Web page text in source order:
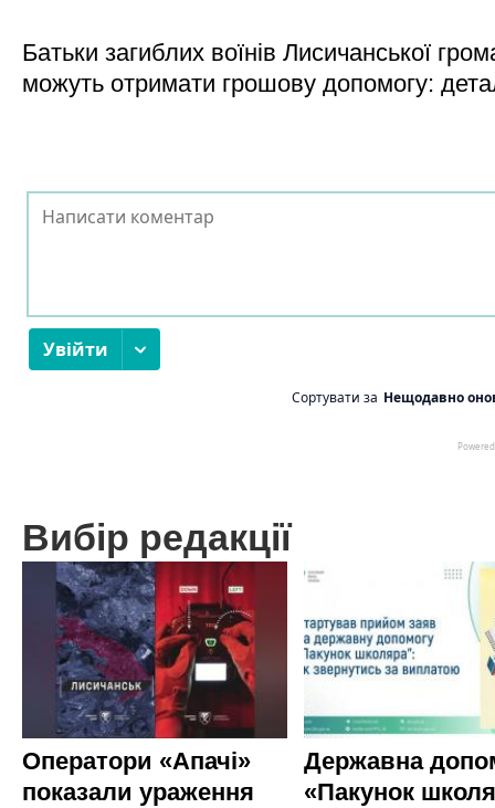
Батьки загиблих воїнів Лисичанської
можуть отримати грошову допомогу:
Вибір редакції
Оператори «Апачі»
показали ураження
Державна
«Пакунок